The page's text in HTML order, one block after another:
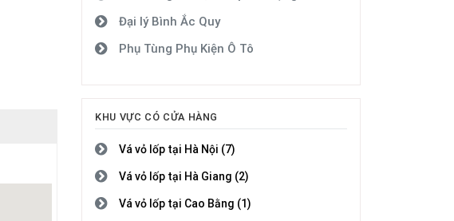
Đại lý Bình Ắc Quy
Phụ Tùng Phụ Kiện Ô Tô
KHU VỰC CÓ CỬA HÀNG
Vá vỏ lốp tại Hà Nội (7)
Vá vỏ lốp tại Hà Giang (2)
Vá vỏ lốp tại Cao Bằng (1)